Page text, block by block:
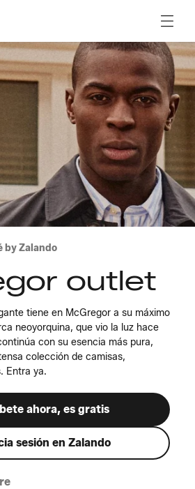
by Zalando
outlet
tiene en McGregor a su máximo
neoyorquina, que vio la luz hace
con su esencia más pura,
colección de camisas,
Entra ya.
ahora, es gratis
sesión en Zalando